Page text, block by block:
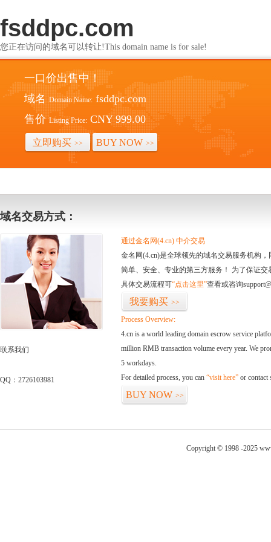
fsddpc.com
您正在访问的域名可以转让!This domain name is for sale!
一口价出售中！
域名 Domain Name: fsddpc.com
售价 Listing Price: CNY 999.00
立即购买 >> BUY NOW >>
域名交易方式：
联系我们
QQ：2726103981
通过金名网(4.cn) 中介交易
金名网(4.cn)是全球领先的域名交易服务机构
简单、安全、专业的第三方服务！ 为了保证
具体交易流程可“点击这里”查看或咨询
我要购买 >>
Process Overview:
4.cn is a world leading domain escrow service
million RMB transaction volume every year. We
5 workdays.
For detailed process, you can “visit here” or contact
BUY NOW >>
Copyright © 1998 -2025